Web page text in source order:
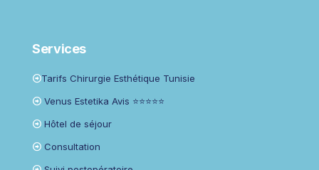
Services
Tarifs Chirurgie Esthétique Tunisie
Venus Estetika Avis ⭐⭐⭐⭐⭐
Hôtel de séjour
Consultation